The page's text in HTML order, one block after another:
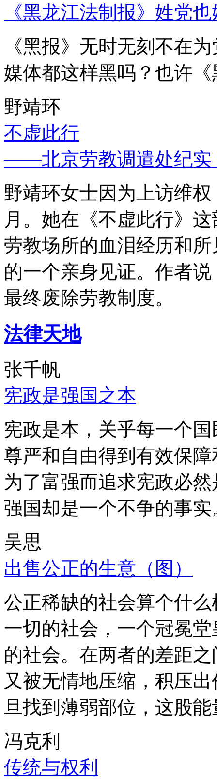
《黑龙江法制报》姓党
《黑报》无时无刻不在
媒体都这样黑吗？也许
野靖环
不虚此行
——北京劳教调遣处纪实
野靖环女士因为上访维
月。她在《不虚此行》
劳教场所的血泪经历和
的一个亲身见证。作者
最终废除劳教制度。
法律天地
张千帆
宪政是强国之本
宪政是本，关乎每一个
尊严和自由得到有效保
为了富强而追求宪政必
强国却是一个不争的事实
吴思
出售公正的生意（图）
公正稀缺的社会算个什
一切的社会，一个冠冕
的社会。在两者的差距
又被无情地压缩，积压
旦找到薄弱部位，这股
冯克利
传统与权利